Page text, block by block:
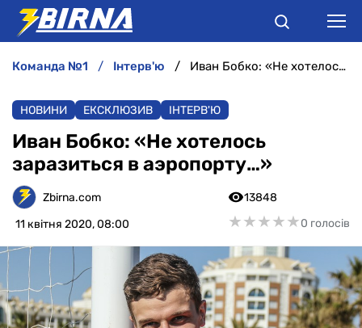
АНАЛІТИКА
ІНТЕРВ'Ю
РІЗНЕ
БУКМЕКЕРИ
команда №1 інтерв'ю Иван Бобко: «Не хотелось заразиться в аэропорту…»
НОВИНИ ЕКСКЛЮЗИВ ІНТЕРВ'Ю
Иван Бобко: «Не хотелось
заразиться в аэропорту…»
Zbirna.com
11 квітня 2020, 08:00
13848
★★★★★
★★★★★0 голосів